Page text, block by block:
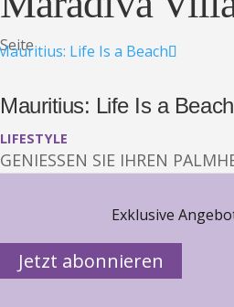
Seite
Mauritius: Life Is a Beach
LIFESTYLE
GENIESSEN SIE IHREN
Exklusive
Jetzt abonnieren